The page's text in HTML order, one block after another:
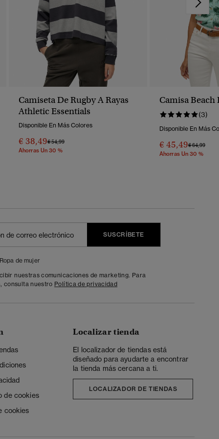
Camiseta De Rugby A Rayas
Athletic Essentials
Disponible En Más Colores
€ 38,49Precio Rebajado De
€ 54,99A
Ahorras Un 30 %
Camisa Beach
(3)
Disponible En Más
€ 45,49Precio
€ 64,99A
Ahorras Un 30 %
SUSCRÍBETE
de mujer
nuestras comunicaciones de marketing. Para
consulta nuestro Política de privacidad
de cookies
cookies
Localizar tienda
El localizador de tiendas está
diseñado para ayudarte a encontrar
la tienda más cercana a ti.
LOCALIZADOR DE TIENDAS